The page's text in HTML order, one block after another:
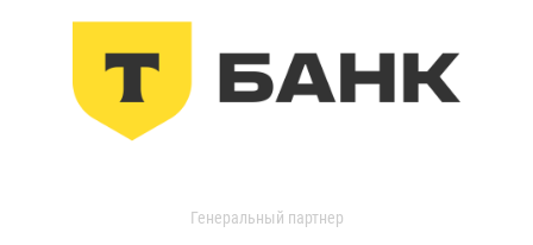
Генеральный партнер